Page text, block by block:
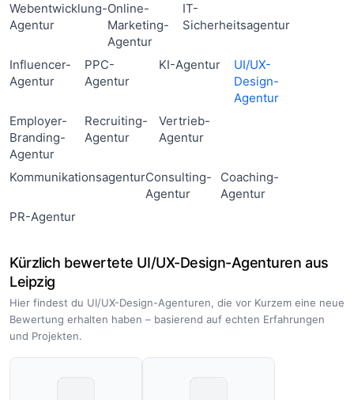
Webentwicklung-
Agentur
Online-
Marketing-
Agentur
IT-
Sicherheitsagentur
Influencer-
Agentur
PPC-
Agentur
KI-Agentur
UI/UX-
Design-
Agentur
Employer-
Branding-
Agentur
Recruiting-
Agentur
Vertrieb-
Agentur
KommunikationsagenturConsulting-
Agentur
Coaching-
Agentur
PR-Agentur
Kürzlich bewertete UI/UX-Design-Agenturen aus
Leipzig
Hier findest du UI/UX-Design-Agenturen, die vor Kurzem eine neue
Bewertung erhalten haben – basierend auf echten Erfahrungen
und Projekten.